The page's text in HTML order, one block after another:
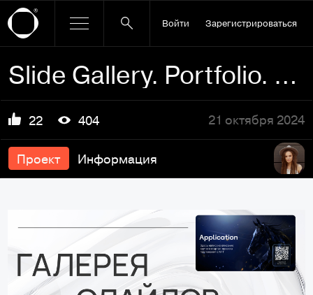
Войти Зарегистрироваться
Slide Gallery. Portfolio. Презентация
22 404 21 октября 2024
Проект Информация